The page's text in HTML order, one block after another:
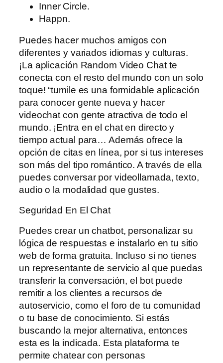
Inner Circle.
Happn.
Puedes hacer muchos amigos con
diferentes y variados idiomas y culturas.
¡La aplicación Random Video Chat te
conecta con el resto del mundo con un solo
toque! “tumile es una formidable aplicación
para conocer gente nueva y hacer
videochat con gente atractiva de todo el
mundo. ¡Entra en el chat en directo y
tiempo actual para… Además ofrece la
opción de citas en línea, por si tus intereses
son más del tipo romántico. A través de ella
puedes conversar por videollamada, texto,
audio o la modalidad que gustes.
Seguridad En El Chat
Puedes crear un chatbot, personalizar su
lógica de respuestas e instalarlo en tu sitio
web de forma gratuita. Incluso si no tienes
un representante de servicio al que puedas
transferir la conversación, el bot puede
remitir a los clientes a recursos de
autoservicio, como el foro de tu comunidad
o tu base de conocimiento. Si estás
buscando la mejor alternativa, entonces
esta es la indicada. Esta plataforma te
permite chatear con personas